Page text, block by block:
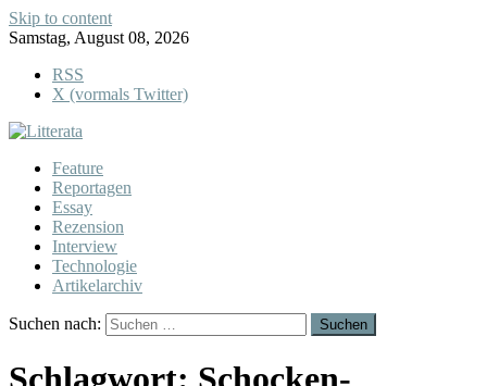
Skip to content
Samstag, August 08, 2026
RSS
X (vormals Twitter)
Feature
Reportagen
Essay
Rezension
Interview
Technologie
Artikelarchiv
Suchen nach: